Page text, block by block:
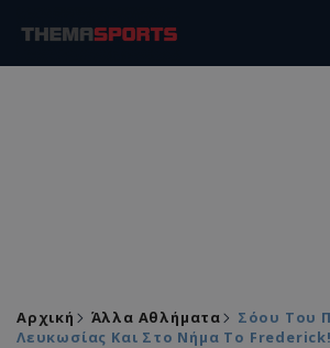
Αρχική Άλλα Αθλήματα
Σόου Του
Λευκωσίας Και Στο Νήμα Το Frederick!